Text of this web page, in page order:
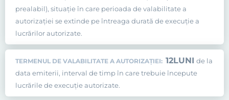
prealabil), situaţie în care perioada de valabilitate a
autorizaţiei se extinde pe întreaga durată de execuţie a
lucrărilor autorizate.
TERMENUL DE VALABILITATE A AUTORIZAŢIEI: 12LUNI de la
data emiterii, interval de timp în care trebuie începute
lucrările de execuţie autorizate.